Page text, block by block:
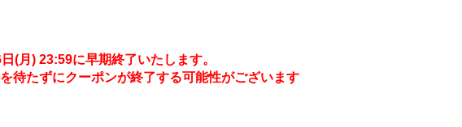
(月) 23:59に早期終了いたします。
待たずにクーポンが終了する可能性がございます